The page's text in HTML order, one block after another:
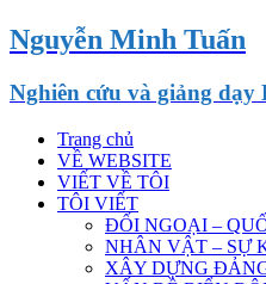
Nguyễn Minh Tuấn
Nghiên cứu và giảng dạy
Trang chủ
VỀ WEBSITE
VIẾT VỀ TÔI
TÔI VIẾT
ĐỐI NGOẠI –
NHÂN VẬT – SỰ
XÂY DỰNG